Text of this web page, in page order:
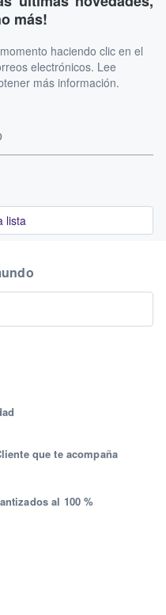
más!
haciendo clic en el
electrónicos. Lee
más información.
lista
que te acompaña
al 100 %